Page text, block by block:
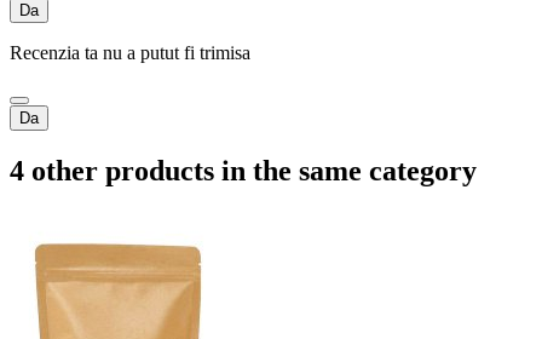
Da
Recenzia ta nu a putut fi trimisa
Da
4 other products in the same category